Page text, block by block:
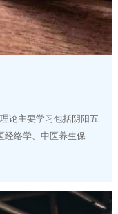
论主要学习包括阴阳五
经络学、中医养生保